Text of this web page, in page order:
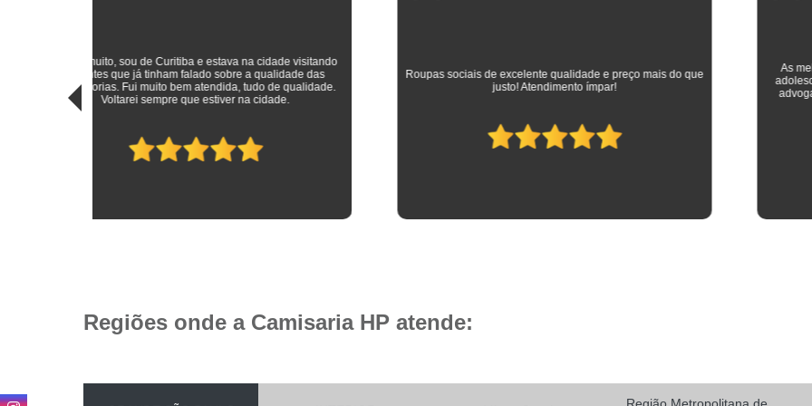
Camisa
Camisa Social Listrada
Camisa Social Listrada Masculina
Camisa Social Masculina Listrada Preto e
Camisa Manga Longa Masculina
Roupas sociais de excelente qualidade e preço mais do que
justo! Atendimento ímpar!
As melhores camisas que vestem meus filhos desde a
adolescência até os dias atuais em que trabalham como
advogados. Parabéns à toda equipe da Camisaria HP!
Regiões onde a Camisaria HP atende: